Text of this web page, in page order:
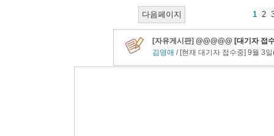
다음페이지 1 2